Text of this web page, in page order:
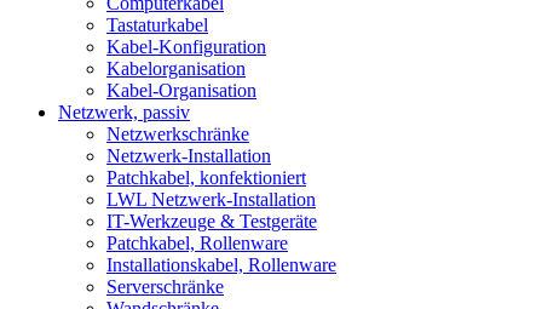
Tastaturkabel
Kabel-Konfiguration
Kabelorganisation
Kabel-Organisation
Netzwerk, passiv
Netzwerkschränke
Netzwerk-Installation
Patchkabel, konfektioniert
LWL Netzwerk-Installation
IT-Werkzeuge & Testgeräte
Patchkabel, Rollenware
Installationskabel, Rollenware
Serverschränke